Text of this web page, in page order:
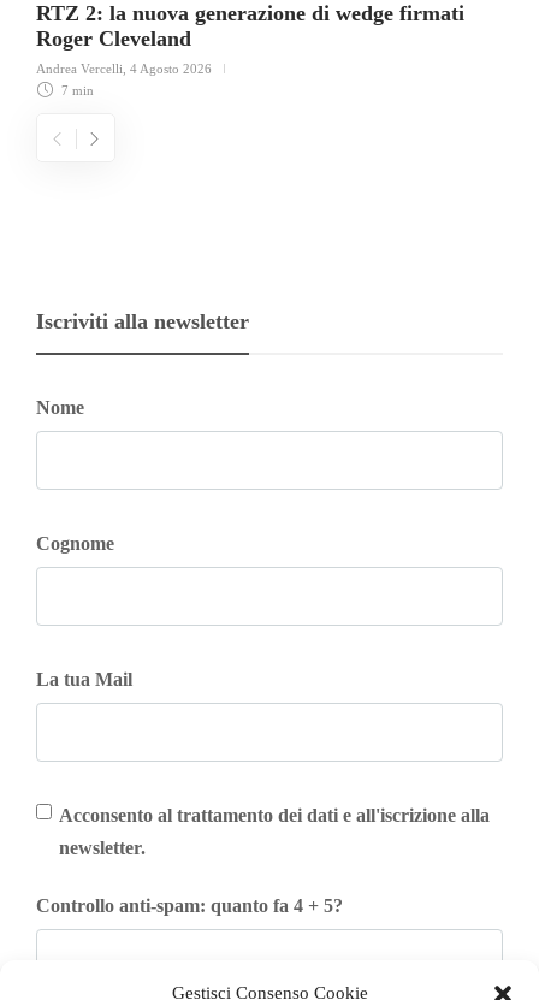
Gestisci Consenso Cookie
RTZ 2: la nuova generazione di wedge firmati
Roger Cleveland
Andrea Vercelli 4 Agosto 2026
7 min
Iscriviti alla newsletter
Nome
Cognome
La tua Mail
Acconsento al trattamento dei dati e all'iscrizione alla
newsletter.
Controllo anti-spam: quanto fa 4 + 5?